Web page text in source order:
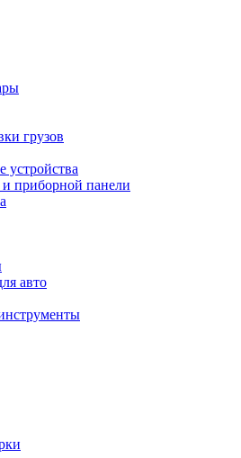
грузов
устройства
приборной панели
авто